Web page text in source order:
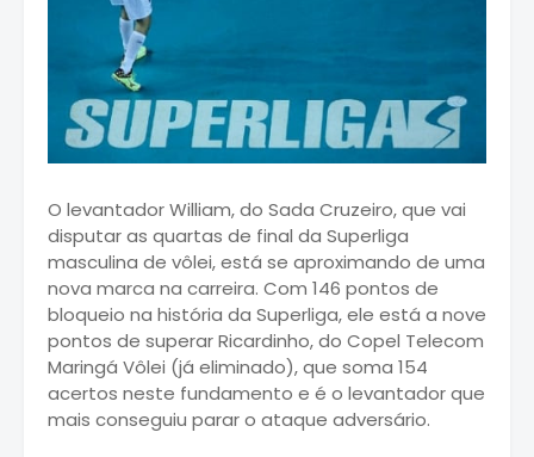
O levantador William, do Sada Cruzeiro, que vai
disputar as quartas de final da Superliga
masculina de vôlei, está se aproximando de uma
nova marca na carreira. Com 146 pontos de
bloqueio na história da Superliga, ele está a nove
pontos de superar Ricardinho, do Copel Telecom
Maringá Vôlei (já eliminado), que soma 154
acertos neste fundamento e é o levantador que
mais conseguiu parar o ataque adversário.